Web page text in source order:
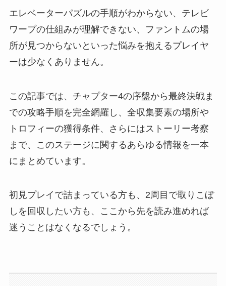
エレベーターパズルの手順がわからない、テレビ
ワープの仕組みが理解できない、ファントムの場
所が見つからないといった悩みを抱えるプレイヤ
ーは少なくありません。
この記事では、チャプター4の序盤から最終決戦ま
での攻略手順を完全網羅し、全収集要素の場所や
トロフィーの獲得条件、さらにはストーリー考察
まで、このステージに関するあらゆる情報を一本
にまとめています。
初見プレイで詰まっている方も、2周目で取りこぼ
しを回収したい方も、ここから先を読み進めれば
迷うことはなくなるでしょう。